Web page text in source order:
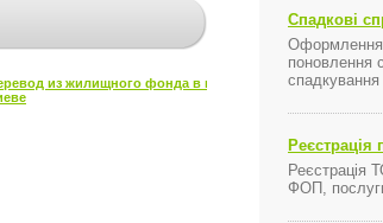
из жилищного фонда в нежилой в
Спадкові
поновлення
Реєстрація
Реєстрація
ФОП,